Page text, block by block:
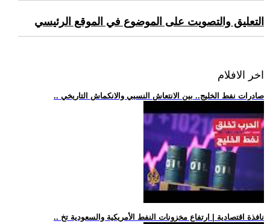
التعليق والتصويت على الموضوع في الموقع الرئيسي
اخر الافلام
.. صادرات نفط الخليج.. بين الانتعاش النسبي والانكماش التاريخي
.. نافذة اقتصادية | ارتفاع مخزونات النفط الأمريكية والسعودية تخ